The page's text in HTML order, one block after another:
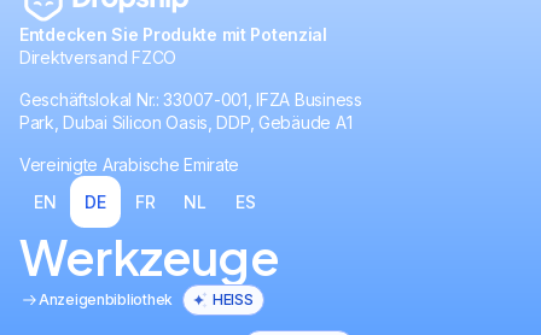
Entdecken Sie Produkte mit Potenzial
Direktversand FZCO
Geschäftslokal Nr.: 33007-001, IFZA Business
Park, Dubai Silicon Oasis, DDP, Gebäude A1
Vereinigte Arabische Emirate
EN
DE FR NL ES
Werkzeuge
Anzeigenbibliothek HEISS